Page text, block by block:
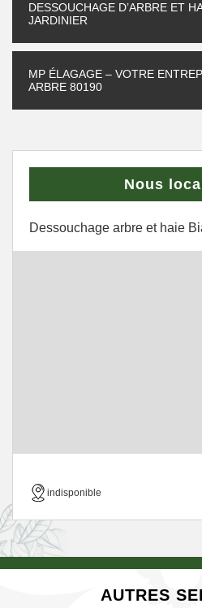
DESSOUCHAGE D’ARBRE ET
JARDINIER
MP ÉLAGAGE – VOTRE
ARBRE 80190
Nous
Dessouchage arbre et haie
indisponible
AUTRES